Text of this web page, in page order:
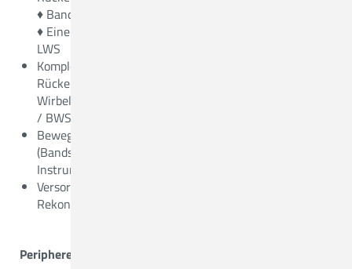
♦ Bandscheibenvorfall an HWS / BWS oder LWS
♦ Einengungen (Spinalkanalstenose) HWS / BWS oder
LWS
Komplexe Entlastung der Nervenwurzel oder des
Rückenmarks mit zusätzlicher Versteifung bei
Wirbelgleiten oder Fehlbildungen im Bereich der HWS
/ BWS oder LWS
Bewegungerhaltende Eingriffe
(Bandscheibenprothesen, dynamische
Instrumentierungen)
Versorgung von Wirbelsäulenverletzungen (offene
Rekonstrukion bis hin zu Kypho-/Vertebroplastie)
Periphere Nervenchirurgie